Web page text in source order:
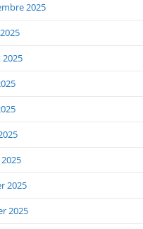
2025
2025
2025